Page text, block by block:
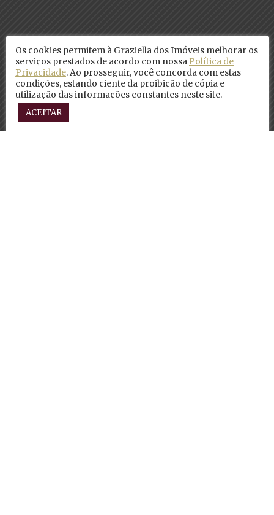
Os cookies permitem à Graziella dos Imóveis melhorar os
serviços prestados de acordo com nossa Política de
Privacidade. Ao prosseguir, você concorda com estas
condições, estando ciente da proibição de cópia e
utilização das informações constantes neste site.
ACEITAR